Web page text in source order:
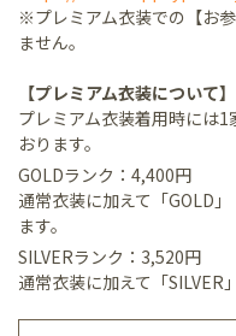
※プレミアム衣装での【お
ません。
【プレミアム衣装について】
プレミアム衣装着用時には
おります。
GOLDランク：4,400円
通常衣装に加えて「GOLD
ます。
SILVERランク：3,520円
通常衣装に加えて「SILVER